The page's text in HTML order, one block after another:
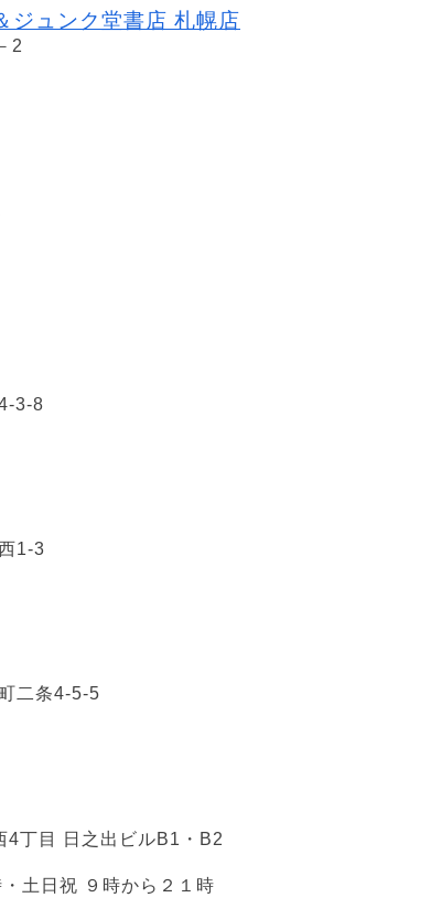
ジュンク堂書店 札幌店
2
3-8
1-3
二条4-5-5
4丁目 日之出ビルB1・B2
土日祝 ９時から２１時